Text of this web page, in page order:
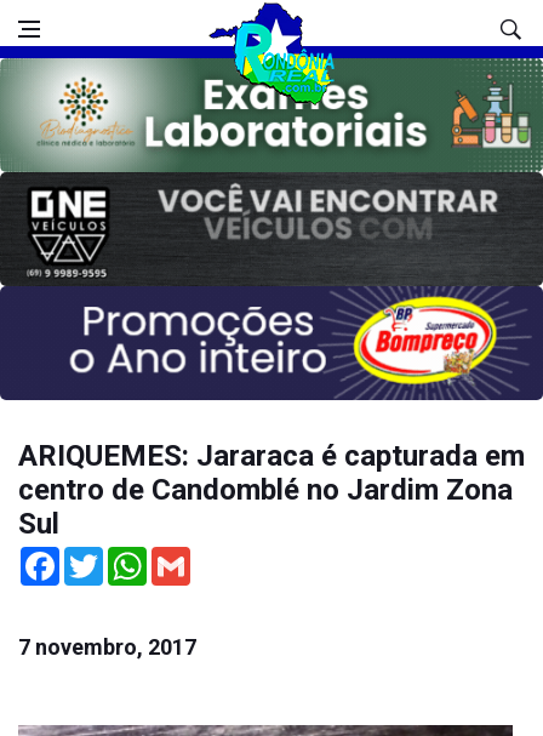
ARIQUEMES: Jararaca é capturada em
centro de Candomblé no Jardim Zona
Sul
Facebook
TwitterWhatsApp
7 novembro, 2017